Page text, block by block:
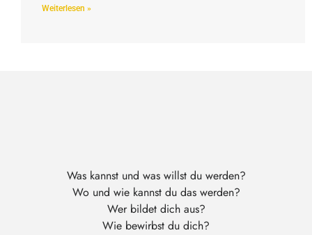
Weiterlesen »
Was kannst und was willst du werden?
Wo und wie kannst du das werden?
Wer bildet dich aus?
Wie bewirbst du dich?